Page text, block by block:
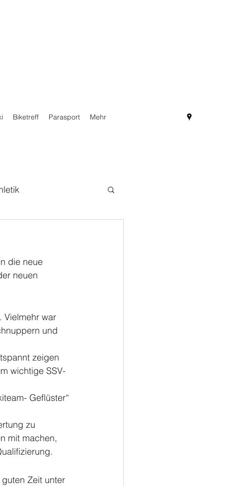
Biketreff Parasport Mehr
die neue
neuen
Vielmehr war
und
zeigen
wichtige SSV-
Geflüster“
zu
mit machen,
Zeit unter